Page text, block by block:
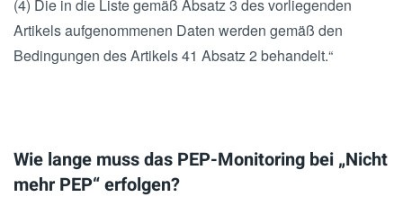
(4) Die in die Liste gemäß Absatz 3 des vorliegenden
Artikels aufgenommenen Daten werden gemäß den
Bedingungen des Artikels 41 Absatz 2 behandelt.“
Wie lange muss das PEP-Monitoring bei „Nicht
mehr PEP“ erfolgen?